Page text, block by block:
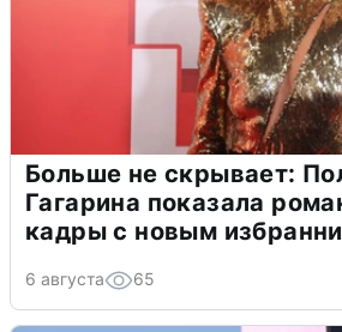
Больше не скрывает:
Гагарина показала
кадры с новым
6 августа 65